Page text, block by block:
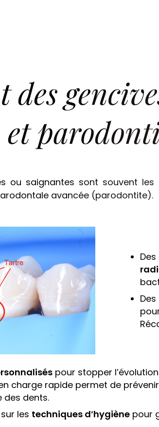
Notre
L’équipe
Traitements
Les
Cas
des
et
ou saignantes sont souvent les
avancée (parodontite).
Des
pour stopper
charge rapide permet de
des dents.
les techniques d’hygiène pour